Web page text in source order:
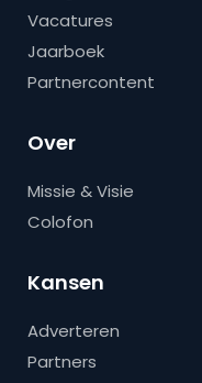
Vacatures
Jaarboek
Partnercontent
Over
Missie & Visie
Colofon
Kansen
Adverteren
Partners